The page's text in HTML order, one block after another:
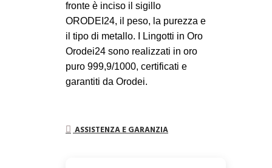
fronte è inciso il sigillo
ORODEI24, il peso, la purezza e
il tipo di metallo. I Lingotti in Oro
Orodei24 sono realizzati in oro
puro 999,9/1000, certificati e
garantiti da Orodei.
ASSISTENZA E GARANZIA